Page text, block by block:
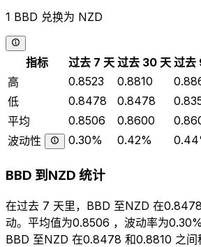
1 BBD 兑换为 NZD
指标 过去 7 天 过去 30 天 过去
高
0.8523 0.8810
低
0.8478 0.8478
平均
0.8506 0.8600
波动性
0.30% 0.42%
BBD 到NZD 统计
在过去 7 天里，BBD 至NZD 在
动。平均值为0.8506 ，波动率为
BBD 至NZD 在0.8478 和0.8810 之间